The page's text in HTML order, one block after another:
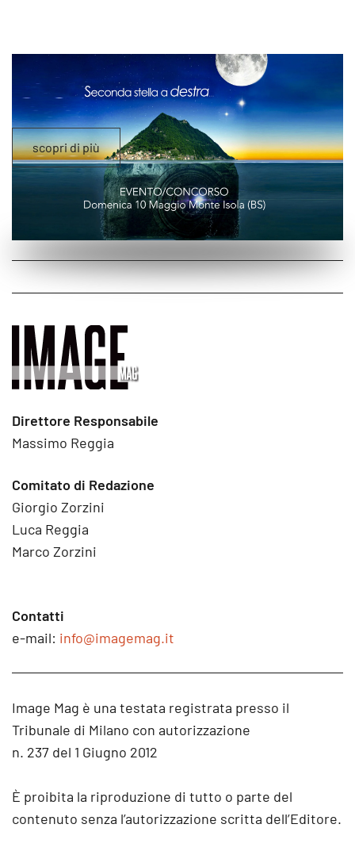
scopri di più
Direttore Responsabile
Massimo Reggia
Comitato di Redazione
Giorgio Zorzini
Luca Reggia
Marco Zorzini
Contatti
e-mail: info@imagemag.it
Image Mag è una testata registrata presso il
Tribunale di Milano con autorizzazione
n. 237 del 1 Giugno 2012
È proibita la riproduzione di tutto o parte del
contenuto senza l’autorizzazione scritta dell’Editore.